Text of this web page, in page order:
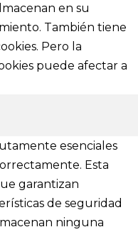
en su
También tiene
Pero la
puede afectar a
esenciales
Esta
garantizan
de seguridad
ninguna